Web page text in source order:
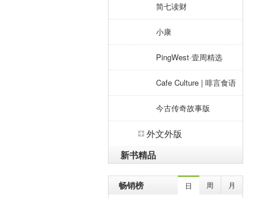
简七读财
小康
PingWest·壹周精选
Cafe Culture | 啡言食语
今古传奇故事版
外文外版
新书精品
畅销榜 日 周 月